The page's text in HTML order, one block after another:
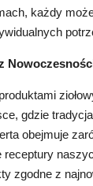
każdy
gdzie
obejmuje
receptury
zgodne z